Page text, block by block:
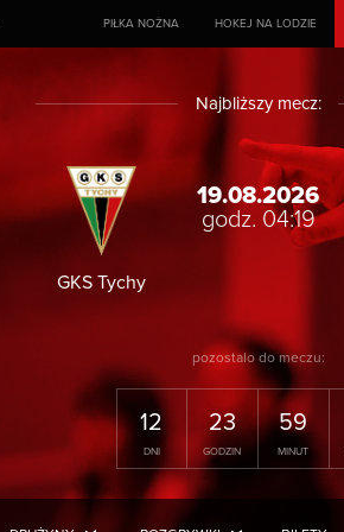
PIŁKA NOŻNA HOKEJ NA LODZIE
Najbliższy mecz:
GKS Tychy
19.08.2026
godz. 04:19
pozostalo do meczu:
12
DNI
23
GODZIN
59
MINUT